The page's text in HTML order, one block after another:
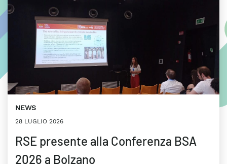
NEWS
28 LUGLIO 2026
RSE presente alla Conferenza BSA
2026 a Bolzano